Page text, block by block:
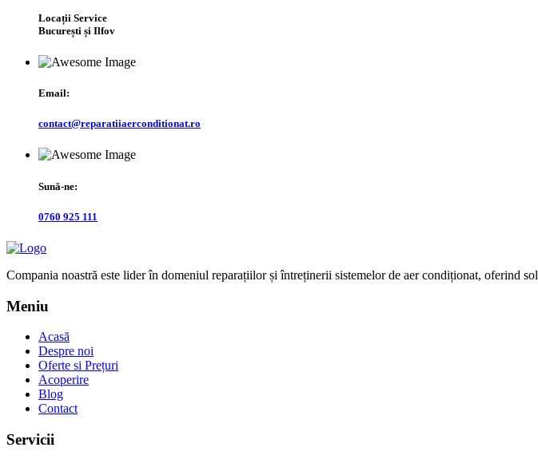
Locații Service
București și Ilfov
Email:
contact@reparatiiaerconditionat.ro
Sună-ne:
0760 925 111
Compania noastră este lider în domeniul reparațiilor și întreținerii sistemelor de aer condiționat, oferind
Meniu
Acasă
Despre noi
Oferte si Prețuri
Acoperire
Blog
Contact
Servicii